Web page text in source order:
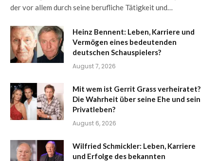
der vor allem durch seine berufliche Tätigkeit und…
Heinz Bennent: Leben, Karriere und
Vermögen eines bedeutenden
deutschen Schauspielers?
August 7, 2026
Mit wem ist Gerrit Grass verheiratet?
Die Wahrheit über seine Ehe und sein
Privatleben?
August 6, 2026
Wilfried Schmickler: Leben, Karriere
und Erfolge des bekannten